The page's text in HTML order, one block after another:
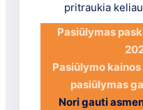
pritraukia
Pasiūlymas
Pasiūlymo
pasiūlymas
Nori gauti